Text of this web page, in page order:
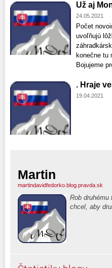
Už aj
24.05.2021
Počet
uvoľňujú
konečne tu
Bojujeme
. Hraje
19.04.2021
Martin
martindavidfedorko.blog.pravda.sk
Rob
chcel, aby